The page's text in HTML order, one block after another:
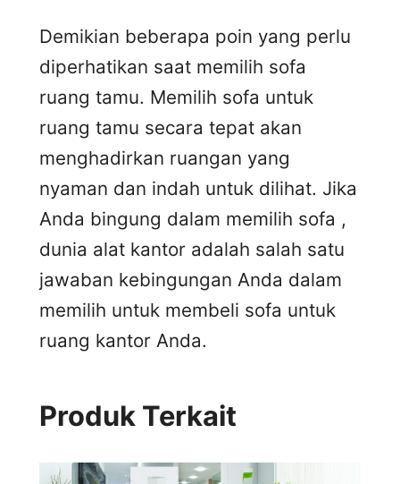
Demikian beberapa poin yang perlu
diperhatikan saat memilih sofa
ruang tamu. Memilih sofa untuk
ruang tamu secara tepat akan
menghadirkan ruangan yang
nyaman dan indah untuk dilihat. Jika
Anda bingung dalam memilih sofa ,
dunia alat kantor adalah salah satu
jawaban kebingungan Anda dalam
memilih untuk membeli sofa untuk
ruang kantor Anda.
Produk Terkait